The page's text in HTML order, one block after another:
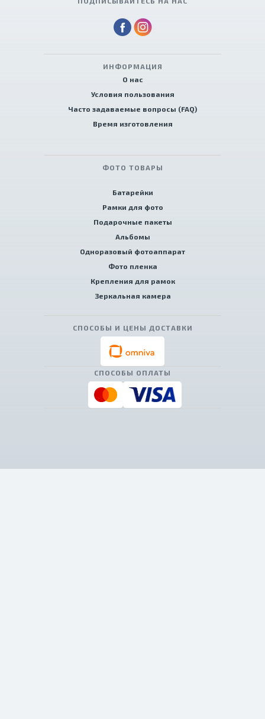
ИНФОРМАЦИЯ
О нас
Условия пользования
Часто задаваемые вопросы (FAQ)
Время изготовления
ФОТО ТОВАРЫ
Батарейки
Рамки для фото
Подарочные пакеты
Альбомы
Одноразовый фотоаппарат
Фото пленка
Крепления для рамок
Зеркальная камера
СПОСОБЫ И ЦЕНЫ ДОСТАВКИ
СПОСОБЫ ОПЛАТЫ